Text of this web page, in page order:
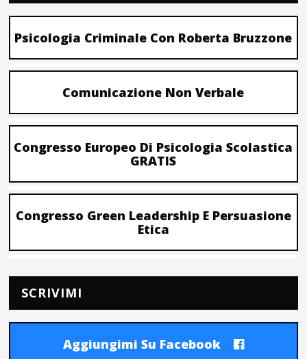
Psicologia Criminale Con Roberta Bruzzone
Comunicazione Non Verbale
Congresso Europeo Di Psicologia Scolastica
GRATIS
Congresso Green Leadership E Persuasione
Etica
SCRIVIMI
Aggiungimi Su Facebook